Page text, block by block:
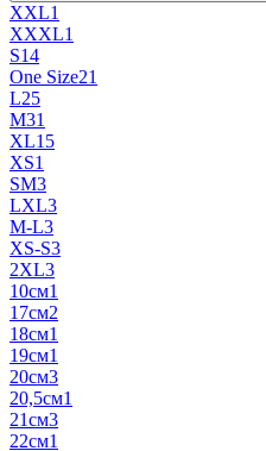
XXL1
XXXL1
S14
One Size21
L25
M31
XL15
XS1
SM3
LXL3
M-L3
XS-S3
2XL3
10см1
17см2
18см1
19см1
20см3
20,5см1
21см3
22см1